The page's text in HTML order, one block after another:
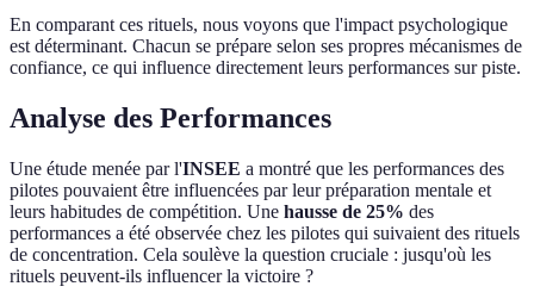
En comparant ces rituels, nous voyons que l'impact psychologique
est déterminant. Chacun se prépare selon ses propres mécanismes de
confiance, ce qui influence directement leurs performances sur piste.
Analyse des Performances
Une étude menée par l'INSEE a montré que les performances des
pilotes pouvaient être influencées par leur préparation mentale et
leurs habitudes de compétition. Une hausse de 25% des
performances a été observée chez les pilotes qui suivaient des rituels
de concentration. Cela soulève la question cruciale : jusqu'où les
rituels peuvent-ils influencer la victoire ?